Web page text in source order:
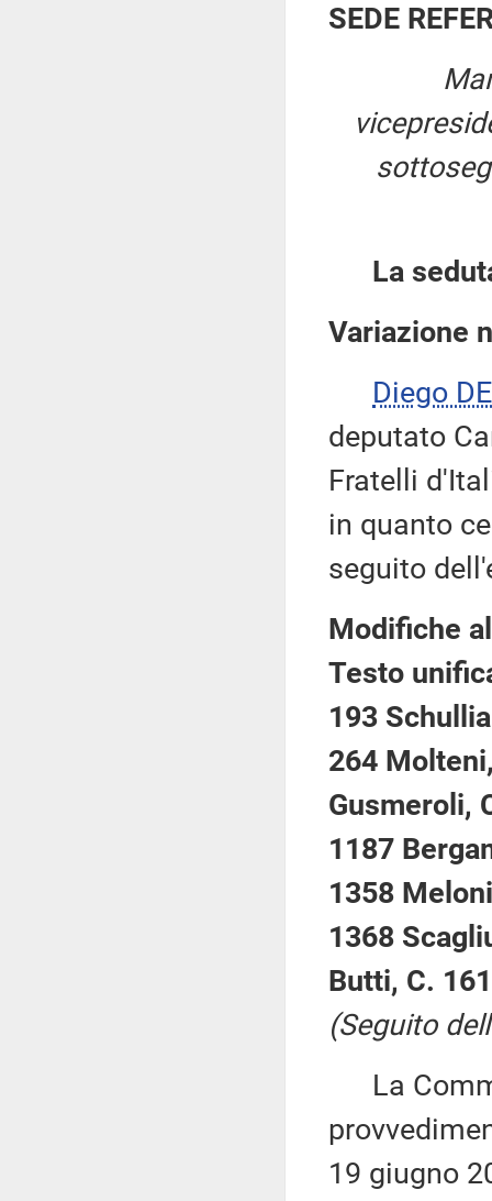
SEDE
La
Variazione
Diego
deputato
Fratelli
in quanto
seguito
Modifiche
Testo
193
264
Gusmeroli,
1187
1358
1368
Butti, C.
(Seguito
La
19 giugno